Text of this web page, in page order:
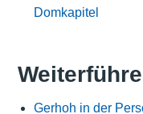
Domkapitel
Gerhoh in der